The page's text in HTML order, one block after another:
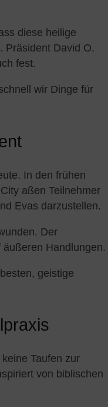
diese heilige
Präsident David O.
fest.
wir Dinge für
In den frühen
aßen Teilnehmer
Evas darzustellen.
Der
Handlungen.
geistige
Taufen zur
von biblischen